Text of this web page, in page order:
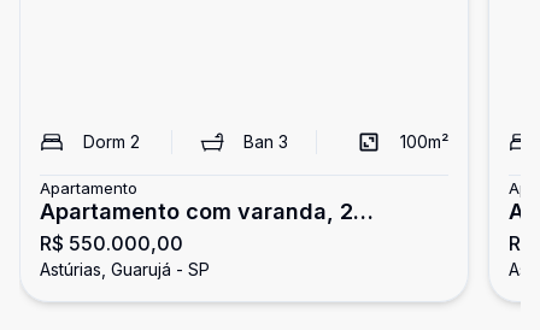
Dorm 2 Ban3 100m²
Apartamento
Apartamento com varanda, 2
dormitórios, Astúrias, Guarujá
R$ 550.000,00
Astúrias, Guarujá - SP